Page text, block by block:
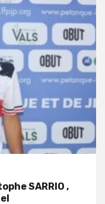
SARRIO ,